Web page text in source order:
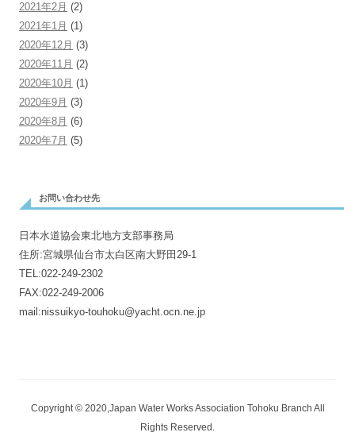
2021年2月 (2)
2021年1月 (1)
2020年12月 (3)
2020年11月 (2)
2020年10月 (1)
2020年9月 (3)
2020年8月 (6)
2020年7月 (5)
お問い合わせ先
日本水道協会東北地方支部事務局
住所:宮城県仙台市太白区南大野田29-1
TEL:022-249-2302
FAX:022-249-2006
mail:nissuikyo-touhoku@yacht.ocn.ne.jp
Copyright © 2020,Japan Water Works Association Tohoku Branch All
Rights Reserved.